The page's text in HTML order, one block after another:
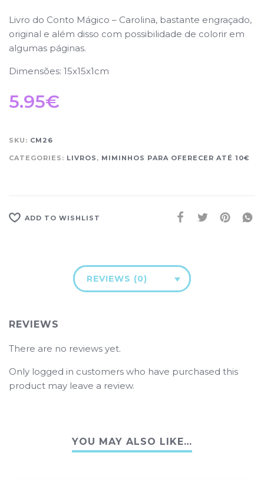
Livro do Conto Mágico – Carolina, bastante engraçado,
original e além disso com possibilidade de colorir em
algumas páginas.
Dimensões: 15x15x1cm
5.95€
SKU: CM26
CATEGORIES: LIVROS , MIMINHOS PARA OFERECER ATÉ 10€
ADD TO WISHLIST
REVIEWS (0)
REVIEWS
There are no reviews yet.
Only logged in customers who have purchased this
product may leave a review.
YOU MAY ALSO LIKE…